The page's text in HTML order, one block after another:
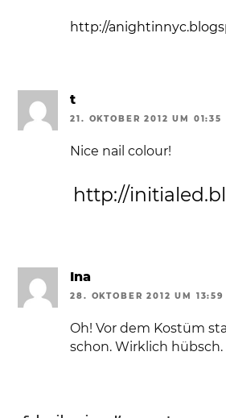
http://
t
21. OKTOBER 2012 UM 01:35
Nice nail colour!
http://
Ina
28. OKTOBER 2012 UM 13:59
Oh! Vor dem Kostüm
schon. Wirklich hübsch.